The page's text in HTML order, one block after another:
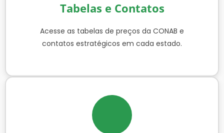
Tabelas e Contatos
Acesse as tabelas de preços da CONAB e
contatos estratégicos em cada estado.